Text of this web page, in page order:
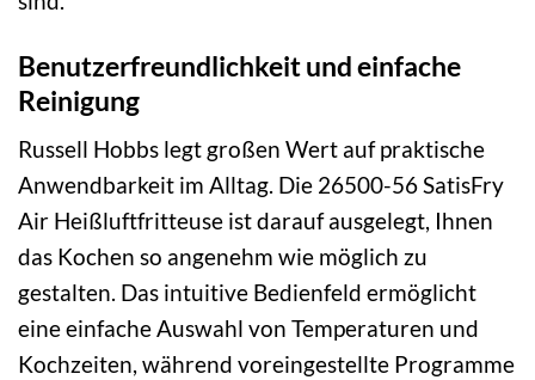
Benutzerfreundlichkeit und einfache
Reinigung
Russell Hobbs legt großen Wert auf praktische
Anwendbarkeit im Alltag. Die 26500-56 SatisFry
Air Heißluftfritteuse ist darauf ausgelegt, Ihnen
das Kochen so angenehm wie möglich zu
gestalten. Das intuitive Bedienfeld ermöglicht
eine einfache Auswahl von Temperaturen und
Kochzeiten, während voreingestellte Programme